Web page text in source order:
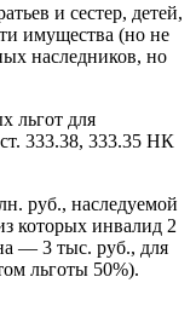
и сестер, детей,
имущества (но не
наследников, но
льгот для
333.38, 333.35 НК
руб., наследуемой
которых инвалид 2
— 3 тыс. руб., для
льготы 50%).